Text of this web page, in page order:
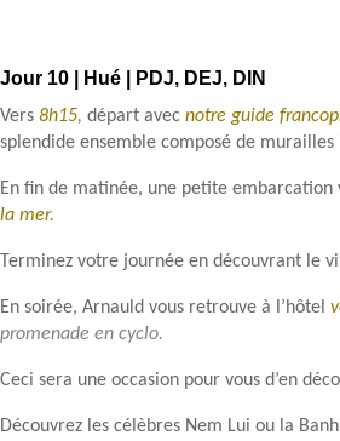
Jour 10 | Hué | PDJ, DEJ, DIN
Vers 8h15, départ avec notre guide
splendide ensemble composé de
En fin de matinée, une petite embarcation
la mer.
Terminez votre journée en découvrant le
En soirée, Arnauld vous retrouve à l’hôtel
promenade en cyclo.
Ceci sera une occasion pour vous d’en
Découvrez les célèbres Nem Lui ou la